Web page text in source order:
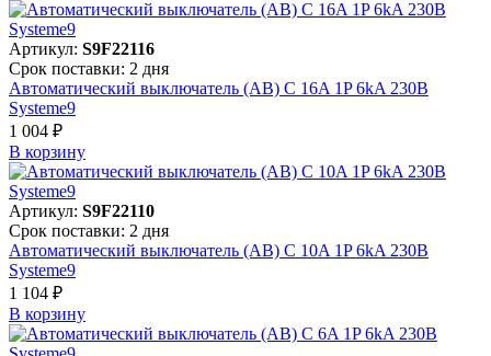
Артикул: S9F22116
Срок поставки: 2 дня
Автоматический выключатель (АВ) C 16A 1P 6kA 230В
Systeme9
1 004 ₽
В корзинy
Артикул: S9F22110
Срок поставки: 2 дня
Автоматический выключатель (АВ) C 10A 1P 6kA 230В
Systeme9
1 104 ₽
В корзинy